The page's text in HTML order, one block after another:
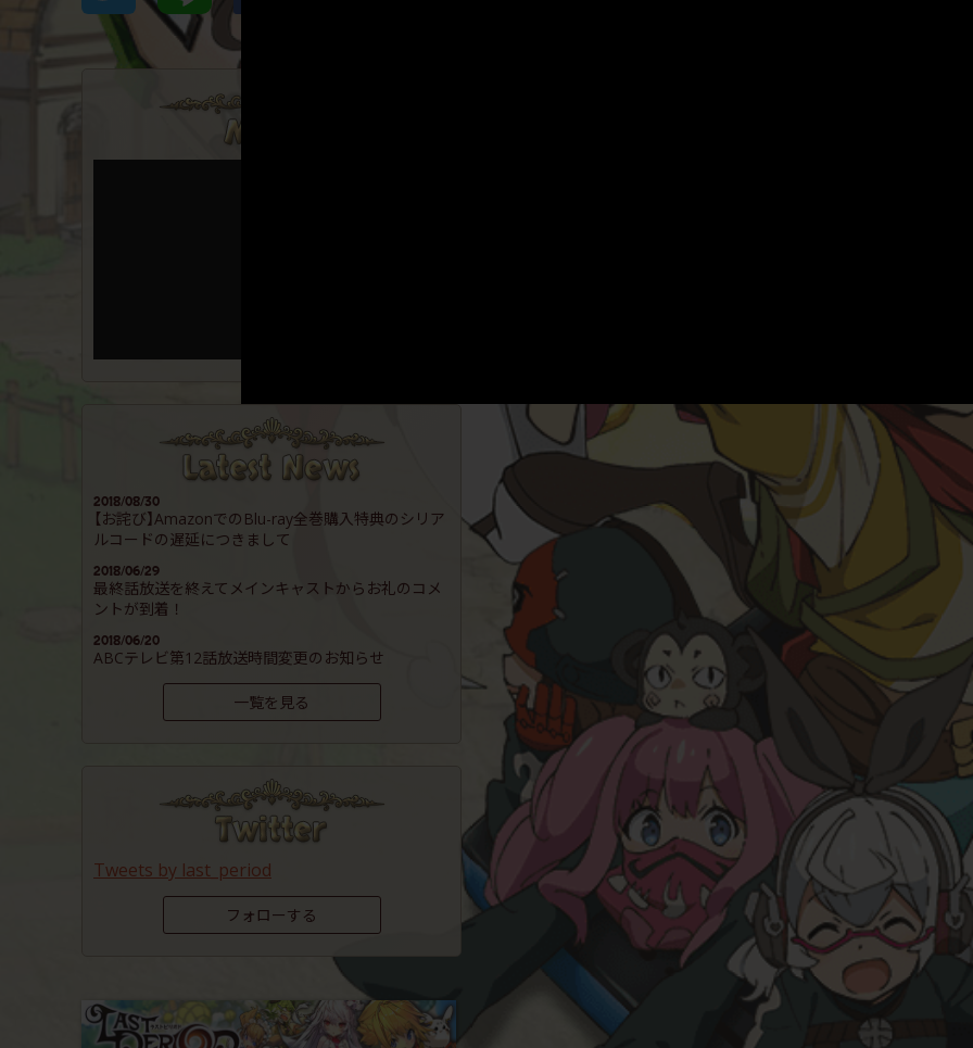
2018/08/30
【お詫び】AmazonでのBlu-ray全巻購入特典のシリア
ルコードの遅延につきまして
2018/06/29
最終話放送を終えてメインキャストからお礼のコメ
ントが到着！
2018/06/20
ABCテレビ第12話放送時間変更のお知らせ
一覧を見る
Tweets by last_period
フォローする